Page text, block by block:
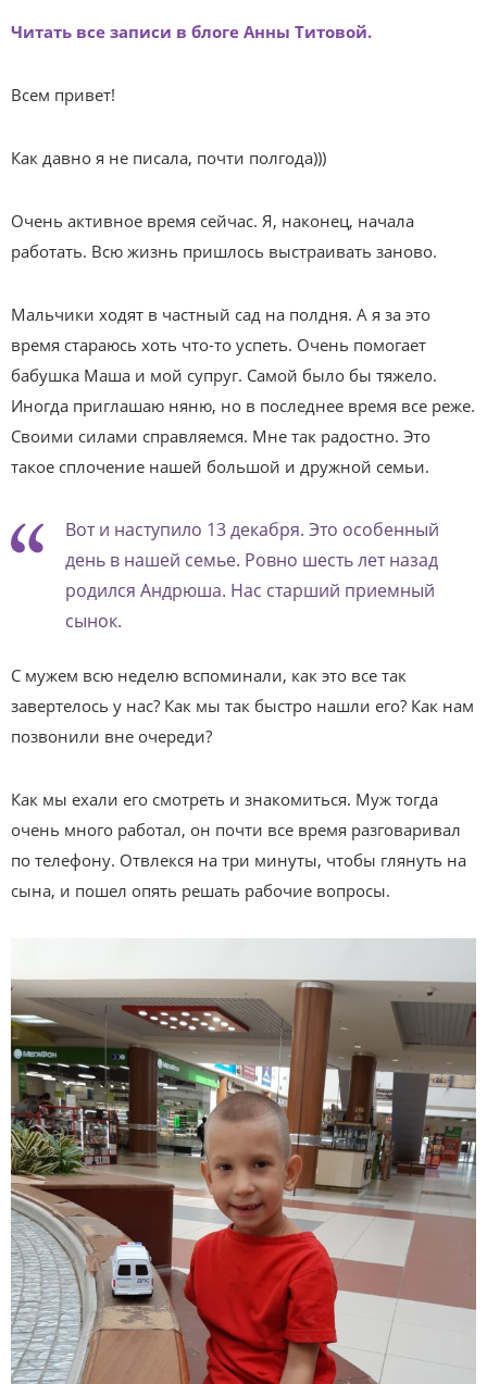
Читать все записи в блоге Анны Титовой.
Всем привет!
Как давно я не писала, почти полгода)))
Очень активное время сейчас. Я, наконец, начала
работать. Всю жизнь пришлось выстраивать заново.
Мальчики ходят в частный сад на полдня. А я за это
время стараюсь хоть что-то успеть. Очень помогает
бабушка Маша и мой супруг. Самой было бы тяжело.
Иногда приглашаю няню, но в последнее время все реже.
Своими силами справляемся. Мне так радостно. Это
такое сплочение нашей большой и дружной семьи.
Вот и наступило 13 декабря. Это особенный
день в нашей семье. Ровно шесть лет назад
родился Андрюша. Нас старший приемный
сынок.
С мужем всю неделю вспоминали, как это все так
завертелось у нас? Как мы так быстро нашли его? Как нам
позвонили вне очереди?
Как мы ехали его смотреть и знакомиться. Муж тогда
очень много работал, он почти все время разговаривал
по телефону. Отвлекся на три минуты, чтобы глянуть на
сына, и пошел опять решать рабочие вопросы.